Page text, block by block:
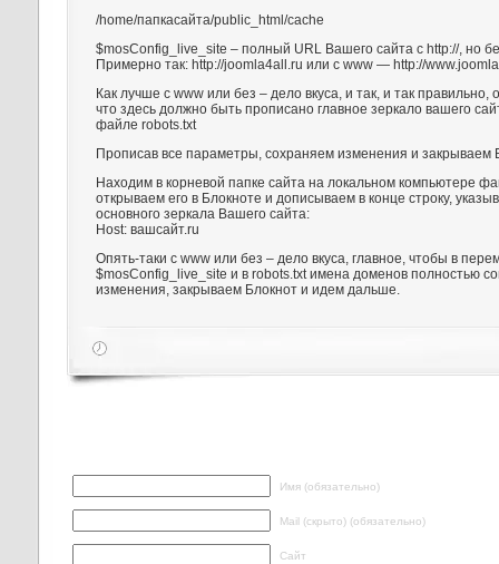
/home/папкасайта/public_html/cache
$mosConfig_live_site – полный URL Вашего сайта с http://, но
Примерно так: http://joomla4all.ru или с www — http://
Как лучше с www или без – дело вкуса, и так, и так правильно,
что здесь должно быть прописано главное зеркало вашего
файле robots.txt
Прописав все параметры, сохраняем изменения и закрываем
Находим в корневой папке сайта на локальном компьютере
открываем его в Блокноте и дописываем в конце строку,
основного зеркала Вашего сайта:
Host: вашсайт.ru
Опять-таки с www или без – дело вкуса, главное, чтобы в
$mosConfig_live_site и в robots.txt имена доменов полностью
изменения, закрываем Блокнот и идем дальше.
Имя (обязательно)
Mail (скрыто) (обязательно)
Сайт